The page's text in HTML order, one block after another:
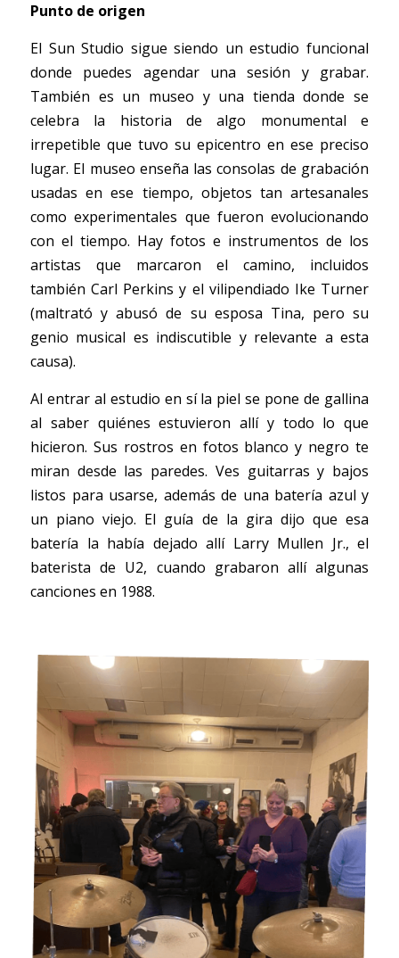
Punto de origen
El Sun Studio sigue siendo un estudio funcional
donde puedes agendar una sesión y grabar.
También es un museo y una tienda donde se
celebra la historia de algo monumental e
irrepetible que tuvo su epicentro en ese preciso
lugar. El museo enseña las consolas de grabación
usadas en ese tiempo, objetos tan artesanales
como experimentales que fueron evolucionando
con el tiempo. Hay fotos e instrumentos de los
artistas que marcaron el camino, incluidos
también Carl Perkins y el vilipendiado Ike Turner
(maltrató y abusó de su esposa Tina, pero su
genio musical es indiscutible y relevante a esta
causa).
Al entrar al estudio en sí la piel se pone de gallina
al saber quiénes estuvieron allí y todo lo que
hicieron. Sus rostros en fotos blanco y negro te
miran desde las paredes. Ves guitarras y bajos
listos para usarse, además de una batería azul y
un piano viejo. El guía de la gira dijo que esa
batería la había dejado allí Larry Mullen Jr., el
baterista de U2, cuando grabaron allí algunas
canciones en 1988.